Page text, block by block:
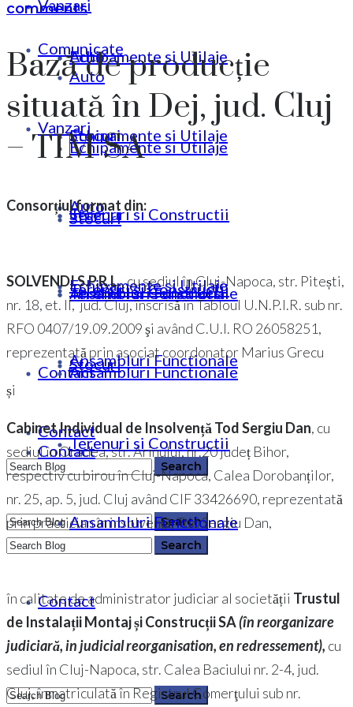
Echipamente si Utilaje
Stocuri
Terenuri si Constructii
Ansambluri Functionale
Contact
0364 146 512
Auto
Echipamente si Utilaje
Stocuri
Terenuri si Constructii
Ansambluri Functionale
Contact
Vanzari
Auto
Echipamente si Utilaje
Stocuri
Terenuri si Constructii
Ansambluri Functionale
Contact
0364 146 512
Comunicate
Vanzari
Auto
Echipamente si Utilaje
Stocuri
Terenuri si Constructii
Ansambluri Functionale
Contact
comments
Bază de producție
situată în Dej, jud. Cluj
– TIM SA
Consorțiul format din:
SOLVENDI S.P.R.L., cu sediul în Cluj-Napoca, str. Pitești,
nr. 18, et. II, jud. Cluj, înscrisă în Tabloul U.N.P.I.R. sub nr.
RFO 0407/19.09.2009 şi având C.U.I. RO 26058251,
reprezentată prin asociat coordonator Marius Grecu
și
Cabinet Individual de Insolvență Tod Sergiu Dan, cu
sediul în Oradea, str. Arinului, nr.20 județ Bihor,
respectiv cu birou în Cluj-Napoca, Calea Dorobanților,
nr. 25, ap. 5, jud. Cluj având CIF 33426690, reprezentată
prin practician în insolvenţă, Tod Sergiu Dan,
în calitate de administrator judiciar al societății Trustul
de Instalații Montaj și Construcții SA(în reorganizare
judiciară, in judicial reorganisation, en redressement), cu
sediul în Cluj-Napoca, str. Calea Baciului nr. 2-4, jud.
Cluj, înmatriculată în Registrul Comerţului sub nr.